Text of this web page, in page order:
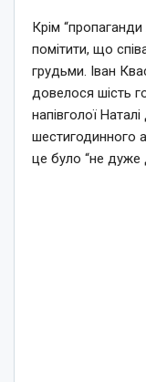
Крім
помітити, що
грудьми. Іван
довелося шість
напівголої
шестигодинного
це було “не дуже